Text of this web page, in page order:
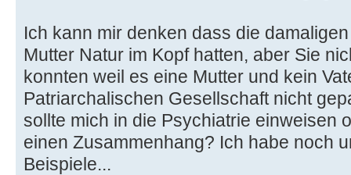
Ich kann mir denken dass die
Mutter Natur im Kopf hatten, aber Sie
konnten weil es eine Mutter und kein
Patriarchalischen Gesellschaft nicht
sollte mich in die Psychiatrie einweisen
einen Zusammenhang? Ich habe noch
Beispiele...